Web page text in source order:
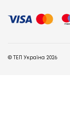
© ТЕП Україна 2026